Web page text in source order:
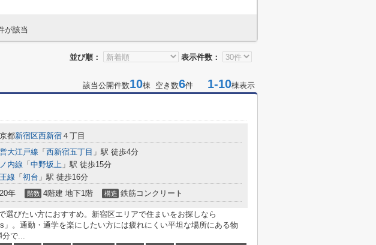
が該当
並び順： 表示件数：
該当公開件数10棟 空き数6件 1-10棟表示
都新宿区西新宿 ４丁目
大江戸線 「 西新宿五丁目 」駅 徒歩4分
内線 「 中野坂上 」駅 徒歩15分
線 「 初台 」駅 徒歩16分
年 階数 4階建 地下1階 構造 鉄筋コンクリート
選びたい方におすすめ。新宿区エリアで住まいをお探しなら
」。通勤・通学を楽にしたい方には疲れにくい平坦な場所にある物
分で...